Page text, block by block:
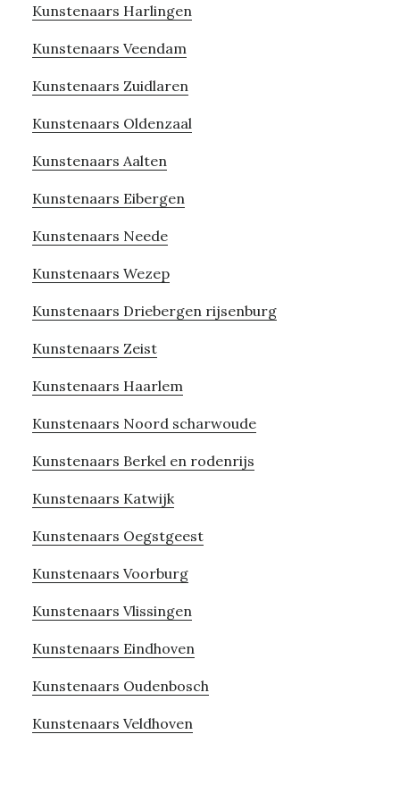
Kunstenaars Harlingen
Kunstenaars Veendam
Kunstenaars Zuidlaren
Kunstenaars Oldenzaal
Kunstenaars Aalten
Kunstenaars Eibergen
Kunstenaars Neede
Kunstenaars Wezep
Kunstenaars Driebergen rijsenburg
Kunstenaars Zeist
Kunstenaars Haarlem
Kunstenaars Noord scharwoude
Kunstenaars Berkel en rodenrijs
Kunstenaars Katwijk
Kunstenaars Oegstgeest
Kunstenaars Voorburg
Kunstenaars Vlissingen
Kunstenaars Eindhoven
Kunstenaars Oudenbosch
Kunstenaars Veldhoven